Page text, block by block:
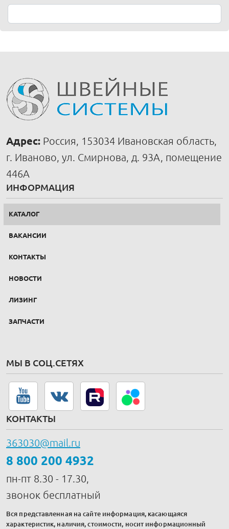
Адрес: Россия, 153034 Ивановская область,
г. Иваново, ул. Смирнова, д. 93А, помещение
446А
ИНФОРМАЦИЯ
КАТАЛОГ
ВАКАНСИИ
КОНТАКТЫ
НОВОСТИ
ЛИЗИНГ
ЗАПЧАСТИ
МЫ В СОЦ.СЕТЯХ
КОНТАКТЫ
363030@mail.ru
8 800 200 4932
пн-пт 8.30 - 17.30,
звонок бесплатный
Вся представленная на сайте информация, касающаяся
характеристик, наличия, стоимости, носит информационный